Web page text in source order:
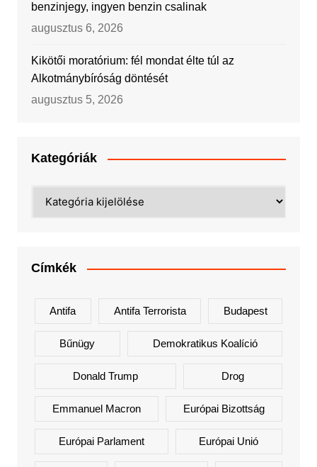
benzinjegy, ingyen benzin csalinak
augusztus 6, 2026
Kikötői moratórium: fél mondat élte túl az
Alkotmánybíróság döntését
augusztus 5, 2026
Kategóriák
Címkék
Antifa Antifa Terrorista Budapest
Bűnügy Demokratikus Koalíció
Donald Trump Drog
Emmanuel Macron Európai Bizottság
Európai Parlament Európai Unió